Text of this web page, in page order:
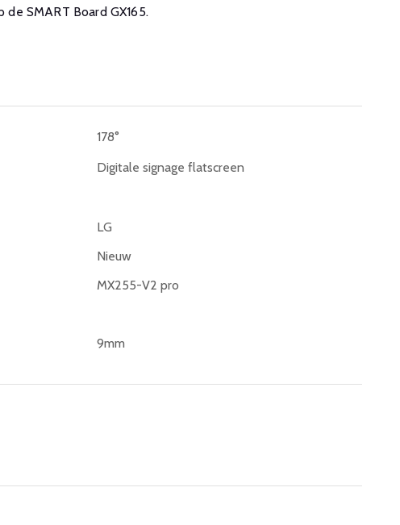
de SMART Board GX165.
178°
Digitale signage flatscreen
LG
Nieuw
MX255-V2 pro
9mm